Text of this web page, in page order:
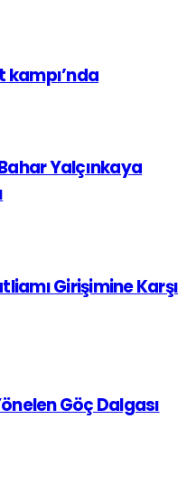
kampı’nda
Yalçınkaya
Girişimine Karşı
Göç Dalgası